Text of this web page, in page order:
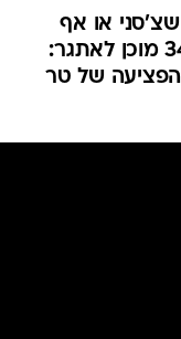
שצ'סני או אף
אחד אחר". השוער הפולני בן ה-34 מוכן לאתגר:
הפציעה של טר